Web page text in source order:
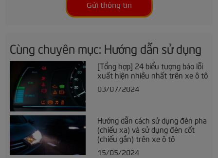
Gửi thông tin
Cùng chuyên mục: Hướng dẫn sử dụng
[Tổng hợp] 24 biểu tượng báo lỗi
xuất hiện nhiều nhất trên xe ô tô
03/07/2024
Hướng dẫn cách sử dụng đèn pha
(chiếu xa) và sử dụng đèn cốt
(chiếu gần) trên xe ô tô
15/05/2024